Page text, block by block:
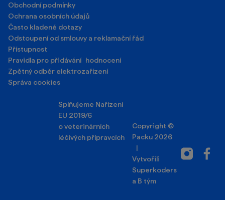
Obchodní podmínky
Ochrana osobních údajů
Často kladené dotazy
Odstoupení od smlouvy a reklamační řád
Přístupnost
Pravidla pro přidávání hodnocení
Zpětný odběr elektrozařízení
Správa cookies
Splňujeme Nařízení
EU 2019/6
o veterinárních
léčivých přípravcích
Copyright ©
Packu 2026
|
Vytvořili
Superkoders
a B tým
Instagram